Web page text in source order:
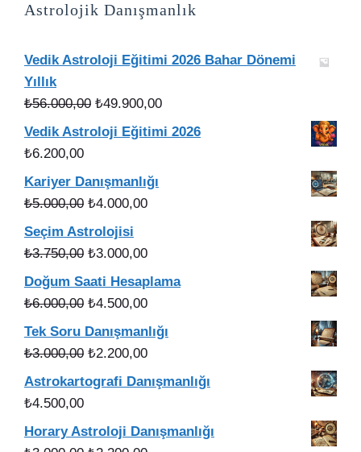
Astrolojik Danışmanlık
Vedik Astroloji Eğitimi 2026 Bahar Dönemi
Yıllık
₺56.000,00 Orijinal
fiyat:
₺49.900,00Şu
andaki
Vedik Astroloji Eğitimi 2026
₺6.200,00
Kariyer Danışmanlığı
₺5.000,00 Orijinal
fiyat:
₺5.000,00.
₺4.000,00Şu
fiyat:
Seçim Astrolojisi
₺3.750,00 Orijinal
fiyat:
₺3.750,00.
₺3.000,00Şu
andaki
fiyat:
Doğum Saati Hesaplama
₺6.000,00 Orijinal
fiyat:
₺6.000,00.
₺4.500,00Şu
andaki
fiyat:
Tek Soru Danışmanlığı
₺3.000,00 Orijinal
fiyat:
₺2.200,00Şu
Astrokartografi Danışmanlığı
₺4.500,00
Horary Astroloji Danışmanlığı